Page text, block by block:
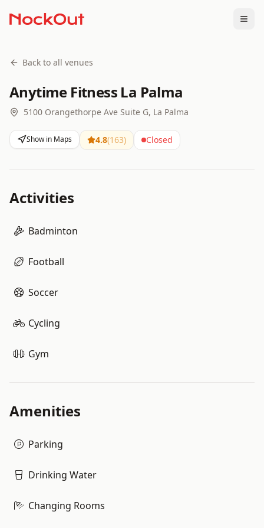
Back to all venues
Anytime Fitness La Palma
5100 Orangethorpe Ave Suite G, La Palma
Show in Maps 4.8(163) Closed
Activities
Badminton
Football
Soccer
Cycling
Gym
Amenities
Parking
Drinking Water
Changing Rooms